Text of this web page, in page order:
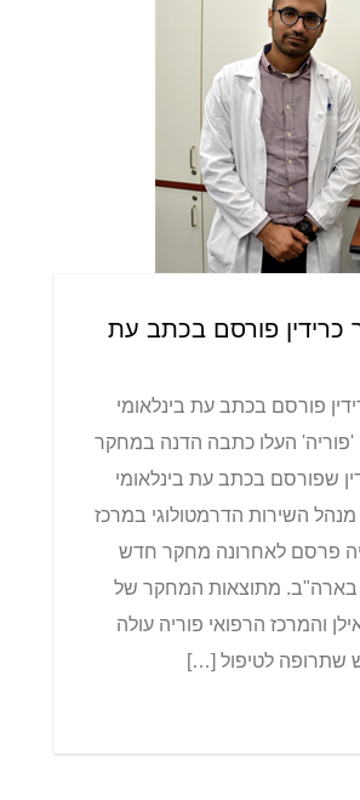
פורסם בכתב עת
פורסם בכתב עת בינלאומי
'פוריה' העלו כתבה הדנה במחקר
שפורסם בכתב עת בינלאומי
מנהל השירות הדרמטולוגי במרכז
פרסם לאחרונה מחקר חדש
בארה"ב. מתוצאות המחקר של
והמרכז הרפואי פוריה עולה
שתרופה לטיפול […]